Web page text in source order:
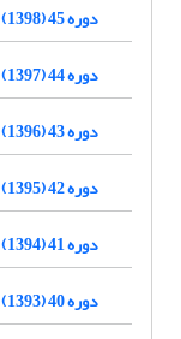
دوره 45 (1398)
دوره 44 (1397)
دوره 43 (1396)
دوره 42 (1395)
دوره 41 (1394)
دوره 40 (1393)